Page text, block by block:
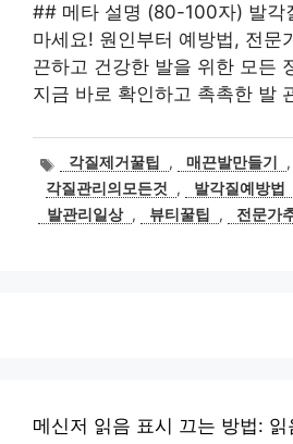
## 메타 설명 (80-100자) 발각
마세요! 원인부터 예방법, 전문
끈하고 건강한 발을 위한 모든
지금 바로 확인하고 촉촉한 발
태
그
각질제거꿀팁 , 매끈발만들기 ,
각질관리의모든것
, 발각질예방법
발관리일상 , 뷰티꿀팁 , 전문가
메신저 읽음 표시 끄는 방법: